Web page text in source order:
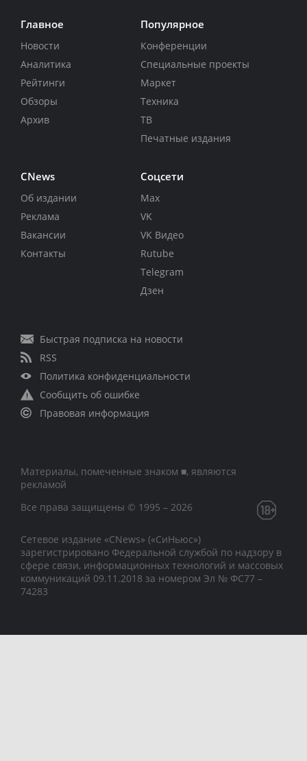
Главное
Новости
Аналитика
Рейтинги
Обзоры
Архив
Популярное
Конференции
Специальные проекты
Маркет
Техника
ТВ
Печатные издания
CNews
Об издании
Реклама
Вакансии
Контакты
Соцсети
Max
VK
VK Видео
Rutube
Telegram
Дзен
Быстрая подписка на новости
RSS
Политика конфиденциальности
Сообщить об ошибке
Правовая информация
Материалы, помеченные знаком ■, являются
рекламой
Все права защищены © 1995 – 2026
Сетевое издание «CNews» («СиНьюс»)
зарегистрировано Федеральной службой по надзору в
сфере связи, информационных технологий и массовых
коммуникаций 09.11.2018 за номером Эл № ФС77 –
74283